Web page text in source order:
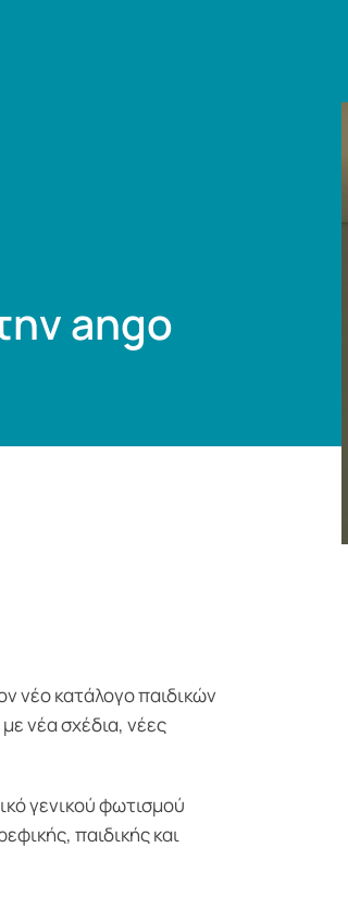
ango
νέο κατάλογο παιδικών
νέα σχέδια, νέες
γενικού φωτισμού
παιδικής και